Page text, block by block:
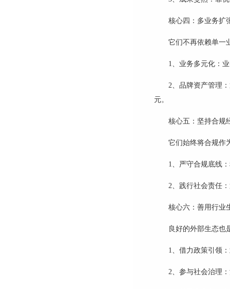
核心四：多业务扩
它们不再依赖单一
1、 业务多元化：
2、 品牌资产管理
元。
核心五：坚持合规
它们始终将合规作
1、 严守合规底线
2、 践行社会责任
核心六：善用行业
良好的外部生态也
1、 借力政策引领
2、 参与社会治理